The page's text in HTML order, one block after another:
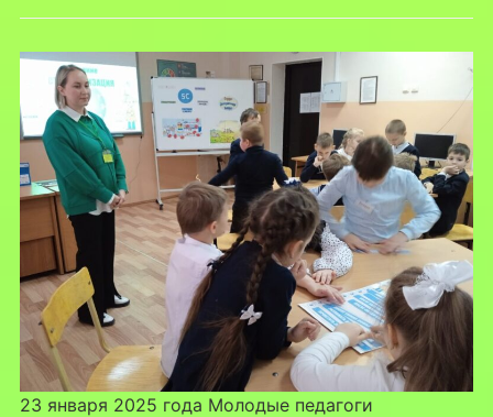
23 января 2025 года Молодые педагоги